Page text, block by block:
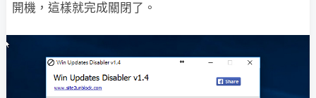
開機，這樣就完成關閉了。